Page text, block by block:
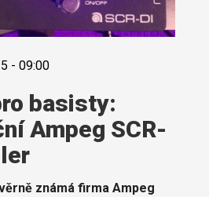
- 09:00
basisty:
Ampeg SCR-
známá firma Ampeg